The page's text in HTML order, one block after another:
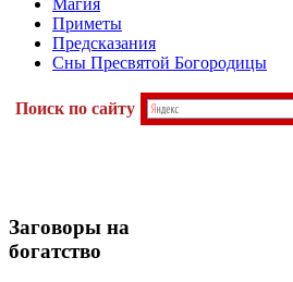
Приметы
Предсказания
Сны Пресвятой Богородицы
Поиск по сайту
Заговоры на
богатство